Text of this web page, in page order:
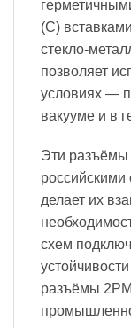
(С)
стекло-
позволяет
условиях —
вакууме и в
Эти разъёмы
делает их
схем
разъёмы